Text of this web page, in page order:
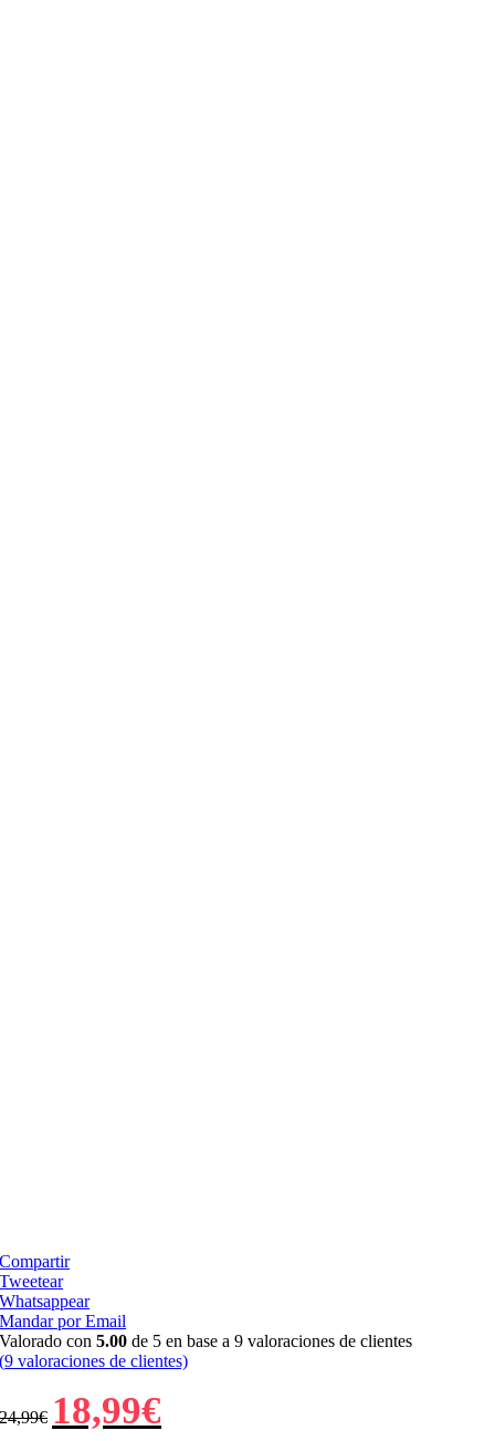
Compartir
Tweetear
Whatsappear
Mandar por Email
Valorado con5.00 de 5 en base a9 valoraciones de clientes
(9 valoraciones de clientes)
24,99€
El
precio
18,99€